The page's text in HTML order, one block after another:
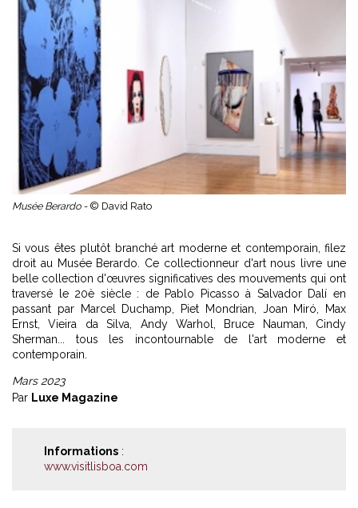
Musée Berardo - © David Rato
Si vous êtes plutôt branché art moderne et contemporain, filez
droit au Musée Berardo. Ce collectionneur d'art nous livre une
belle collection d'œuvres significatives des mouvements qui ont
traversé le 20è siècle : de Pablo Picasso à Salvador Dalí en
passant par Marcel Duchamp, Piet Mondrian, Joan Miró, Max
Ernst, Vieira da Silva, Andy Warhol, Bruce Nauman, Cindy
Sherman... tous les incontournable de l'art moderne et
contemporain.
Mars 2023
Par Luxe Magazine
Informations :
www.visitlisboa.com